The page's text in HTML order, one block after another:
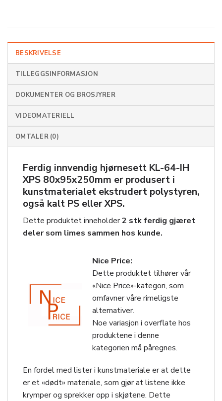
BESKRIVELSE
TILLEGGSINFORMASJON
DOKUMENTER OG BROSJYRER
VIDEOMATERIELL
OMTALER (0)
Ferdig innvendig hjørnesett KL-64-IH
XPS 80x95x250mm er produsert i
kunstmaterialet ekstrudert polystyren,
også kalt PS eller XPS.
Dette produktet inneholder2 stk ferdig gjæret
deler som limes sammen hos kunde.
Nice Price:
Dette produktet tilhører vår
«Nice Price»-kategori, som
omfavner våre rimeligste
alternativer.
Noe variasjon i overflate hos
produktene i denne
kategorien må påregnes.
En fordel med lister i kunstmateriale er at dette
er et «dødt» materiale, som gjør at listene ikke
krymper og sprekker opp i skjøtene. Dette